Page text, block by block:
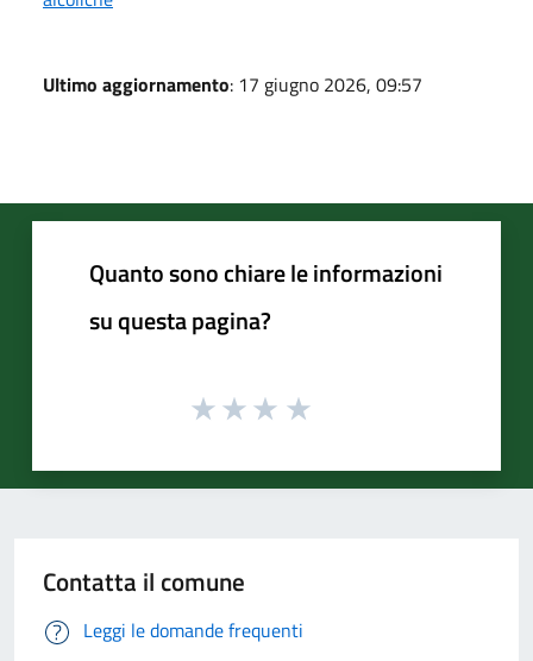
Ultimo aggiornamento: 17 giugno 2026, 09:57
Quanto sono chiare le informazioni
su questa pagina?
Contatta il comune
Leggi le domande frequenti